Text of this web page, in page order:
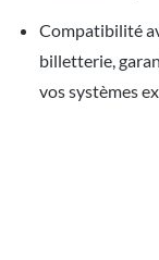
Compatibilité
billetterie,
vos systèmes